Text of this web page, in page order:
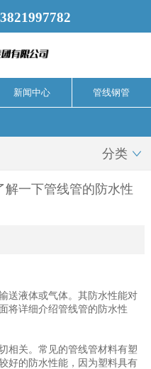
新闻中心 管线钢管
分类 
一下管线管的防水性
送液体或气体。其防水性能对
将详细介绍管线管的防水性
相关。常见的管线管材料有塑
好的防水性能，因为塑料具有